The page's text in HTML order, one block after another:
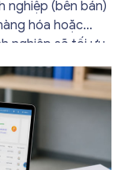
nghiệp (bên bán)
hóa hoặc
nghiệp sẽ tối ưu
án phạt hành